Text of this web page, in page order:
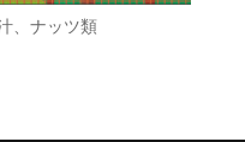
、ナッツ類